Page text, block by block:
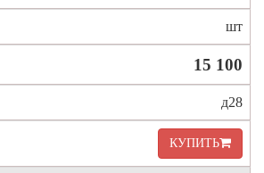
шт
15 100
д28
КУПИТЬ